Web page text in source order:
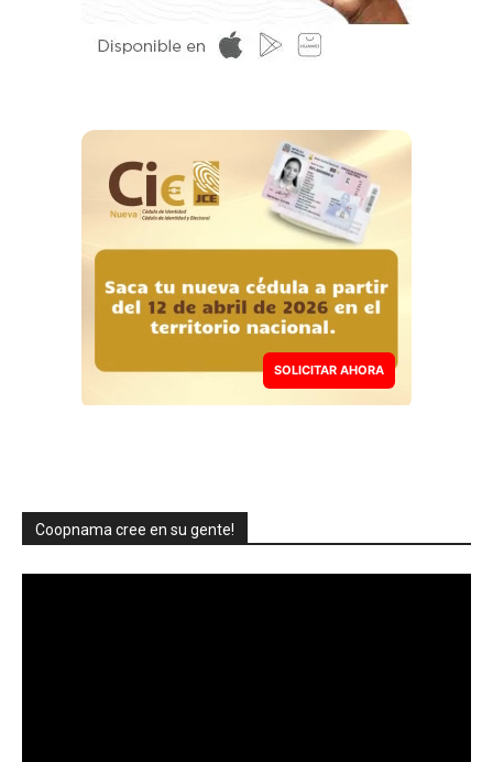
SOLICITAR AHORA
Coopnama cree en su gente!